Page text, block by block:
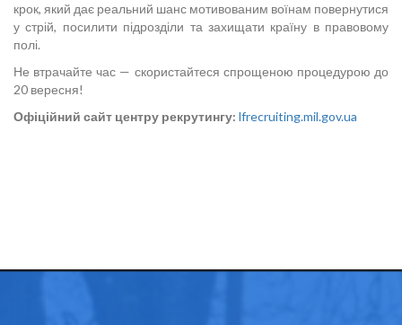
крок, який дає реальний шанс мотивованим воїнам повернутися
у стрій, посилити підрозділи та захищати країну в правовому
полі.
Не втрачайте час — скористайтеся спрощеною процедурою до
20 вересня!
Офіційний сайт центру рекрутингу: lfrecruiting.mil.gov.ua